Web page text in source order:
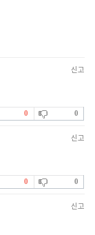
신고
0 0
신고
0 0
신고